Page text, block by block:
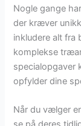
Nogle gange
der kræver
inkludere alt fra
komplekse
specialopgaver
opfylder dine
Når du vælger